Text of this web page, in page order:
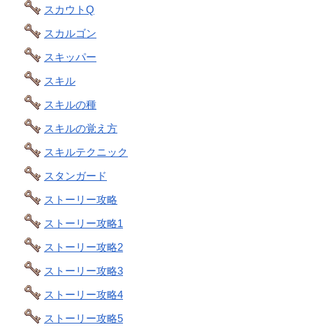
スカウトQ
スカルゴン
スキッパー
スキル
スキルの種
スキルの覚え方
スキルテクニック
スタンガード
ストーリー攻略
ストーリー攻略1
ストーリー攻略2
ストーリー攻略3
ストーリー攻略4
ストーリー攻略5